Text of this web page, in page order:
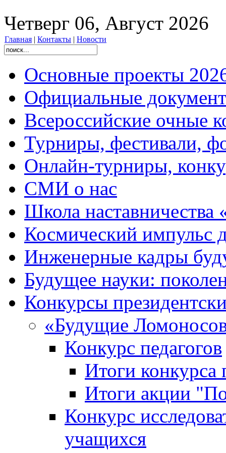
Четверг 06, Август 2026
Главная | Контакты | Новости
Основные проекты
Официальные
Всероссийские очные
Турниры, фестивали,
Онлайн-турниры,
СМИ о нас
Школа
Космический импульс
Инженерные кадры
Будущее науки:
Конкурсы
«Будущие
Конкурс педагогов
Итоги конкурса
Итоги акции
Конкурс
учащихся